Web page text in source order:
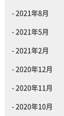
2021年8月
2021年5月
2021年2月
2020年12月
2020年11月
2020年10月